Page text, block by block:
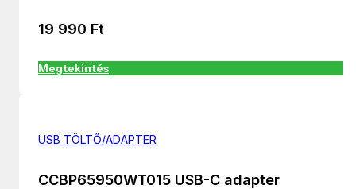
19 990 Ft
Megtekintés
USB TÖLTŐ/ADAPTER
CCBP65950WT015 USB-C adapter